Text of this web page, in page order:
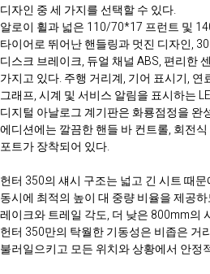
디자인 중 세 가지를 선택할 수 있다.
알로이 휠과 넓은 110/70*17 프런트 및
타이어로 뛰어난 핸들링과 멋진 디자인,
디스크 브레이크, 듀얼 채널 ABS, 편리한
가지고 있다. 주행 거리계, 기어 표시기, 연
그래프, 시계 및 서비스 알림을 표시하는
디지털 아날로그 계기판은 화룡점정을 완
에디션에는 깔끔한 핸들 바 컨트롤, 회전
포트가 장착되어 있다.
헌터 350의 섀시 구조는 넓고 긴 시트 때
동시에 최적의 높이 대 중량 비율을 제공
레이크와 트레일 각도, 더 낮은 800mm의
헌터 350만의 탁월한 기동성은 비좁은 거
불러일으키고 모든 위치와 상황에서 안정